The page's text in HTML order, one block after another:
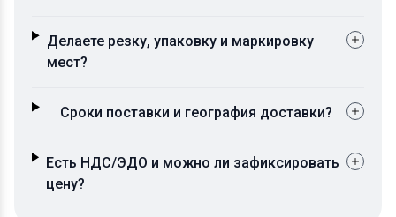
Делаете резку, упаковку и маркировку
мест?
Сроки поставки и география доставки?
Есть НДС/ЭДО и можно ли зафиксировать
цену?